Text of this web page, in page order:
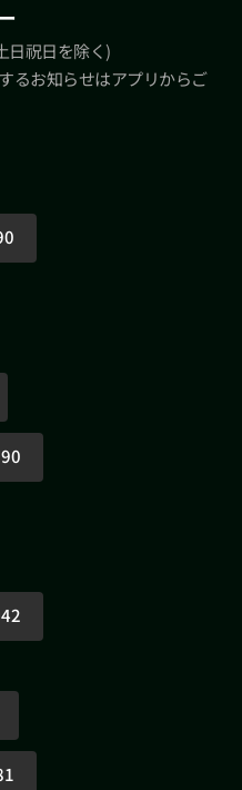
日祝日を除く)
るお知らせはアプリからご